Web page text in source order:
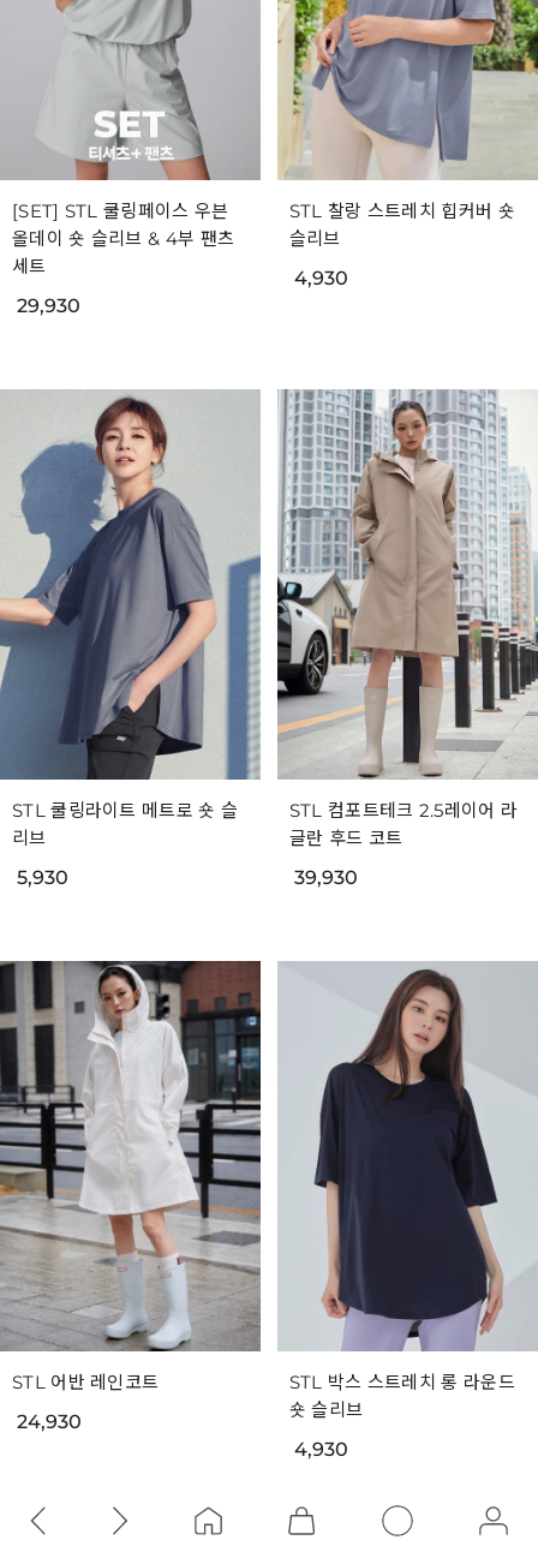
[SET] STL 쿨링페이스 우븐
올데이 숏 슬리브 & 4부 팬츠
세트
29,930
STL 찰랑 스트레치 힙커버 숏
슬리브
4,930
STL 쿨링라이트 메트로 숏 슬
리브
5,930
STL 컴포트테크 2.5레이어 라
글란 후드 코트
39,930
STL 어반 레인코트
24,930
STL 박스 스트레치 롱 라운드
숏 슬리브
4,930